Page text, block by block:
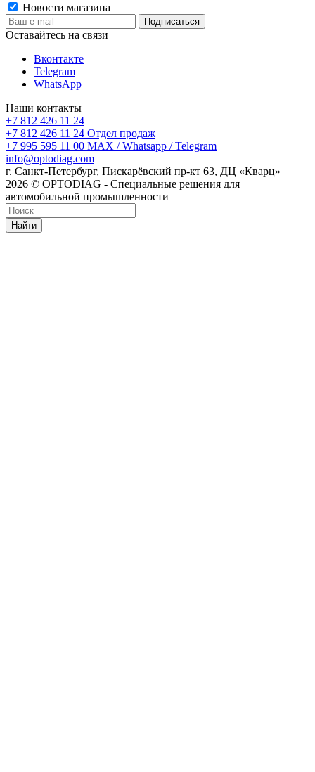
Новости магазина
Оставайтесь на связи
Вконтакте
Telegram
WhatsApp
Наши контакты
+7 812 426 11 24
+7 812 426 11 24 Отдел продаж
+7 995 595 11 00 MAX / Whatsapp / Telegram
info@optodiag.com
г. Санкт-Петербург, Пискарёвский пр-кт 63, ДЦ «Кварц»
2026 © OPTODIAG - Специальные решения для
автомобильной промышленности
Найти